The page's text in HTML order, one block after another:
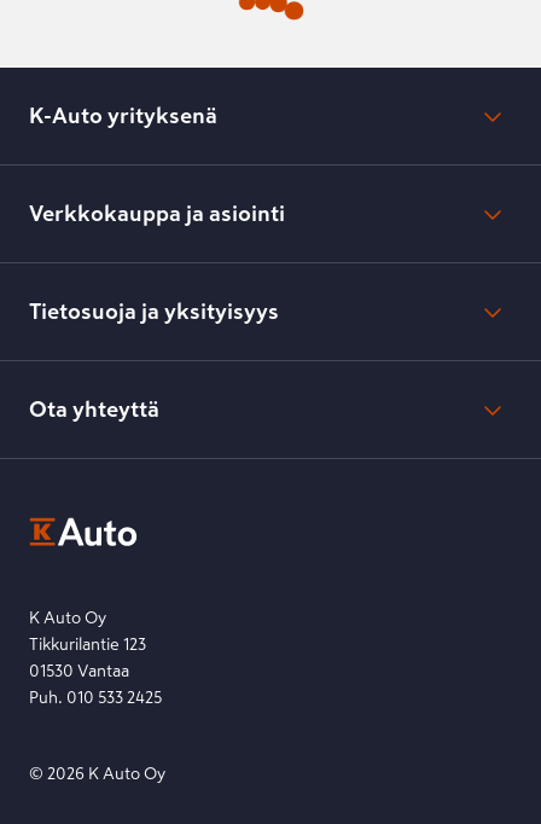
K-Auto yrityksenä
Lehdistötiedotteet
Toimipisteiden yhteystiedot
Verkkokauppa ja asiointi
Toimitustavat ja -kulut
Verkkokaupan peruuttamisilmoitus
Saavutettavuus
Tietosuoja ja yksityisyys
Kesko-konsernin verkkoselailurekisteri
K-Ryhmän evästekäytännöt
Ota yhteyttä
Etsi toimipiste
K Auto Oy
Tikkurilantie 123
01530 Vantaa
Puh. 010 533 2425
© 2026 K Auto Oy